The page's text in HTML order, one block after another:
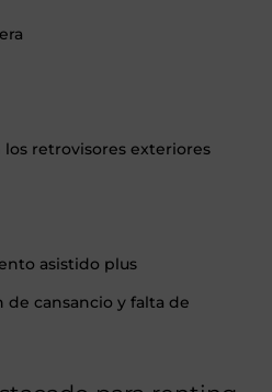
retrovisores exteriores
asistido plus
cansancio y falta de